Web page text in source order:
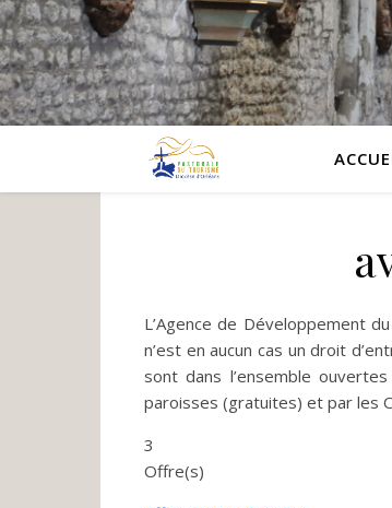
L’Agence de Développement
n’est en aucun cas un droit
sont dans l’ensemble
paroisses (gratuites) et par les
3
Offre(s)